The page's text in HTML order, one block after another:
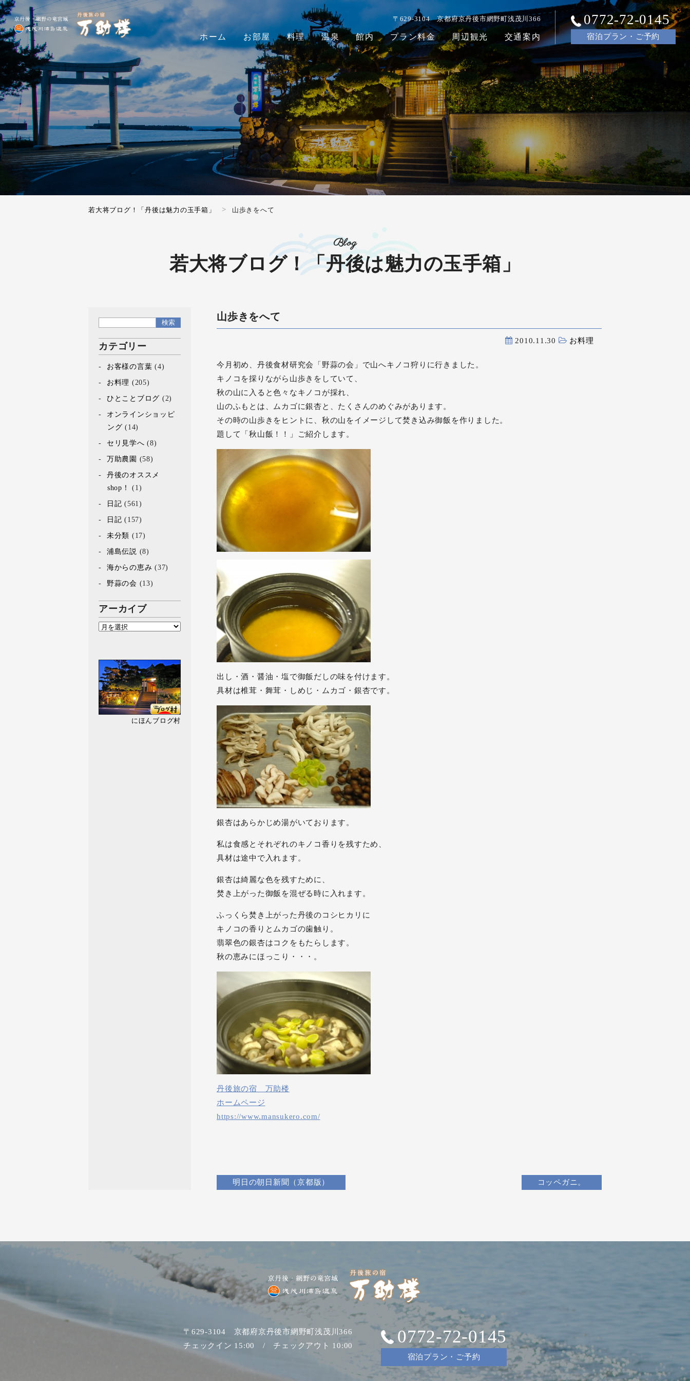
0772-72-0145
宿泊プラン・ご予約
〒629-3104京都府京丹後市網野町浅茂川366
ホーム お部屋 料理 温泉 館内 プラン料金 周辺観光 交通案内
若大将ブログ！「丹後は魅力の玉手箱」 山歩きをへて
Blog
若大将ブログ！「丹後は魅力の玉手箱」
山歩きをへて
2010.11.30 お料理
今月初め、丹後食材研究会「野蒜の会」で山へキノコ狩りに行きました。
キノコを採りながら山歩きをしていて、
秋の山に入ると色々なキノコが採れ、
山のふもとは、ムカゴに銀杏と、たくさんのめぐみがあります。
その時の山歩きをヒントに、秋の山をイメージして焚き込み御飯を作りました。
題して「秋山飯！！」ご紹介します。
出し・酒・醤油・塩で御飯だしの味を付けます。
具材は椎茸・舞茸・しめじ・ムカゴ・銀杏です。
銀杏はあらかじめ湯がいております。
私は食感とそれぞれのキノコ香りを残すため、
具材は途中で入れます。
銀杏は綺麗な色を残すために、
焚き上がった御飯を混ぜる時に入れます。
ふっくら焚き上がった丹後のコシヒカリに
キノコの香りとムカゴの歯触り。
翡翠色の銀杏はコクをもたらします。
秋の恵みにほっこり・・・。
丹後旅の宿 万助楼
ホームページ
https://www.mansukero.com/
明日の朝日新聞（京都版） コッペガニ。
カテゴリー
お客様の言葉 (4)
お料理 (205)
ひとことブログ (2)
オンラインショッピ
ング (14)
セリ見学へ (8)
万助農園 (58)
丹後のオススメ
shop！
(1)
日記 (561)
日記 (157)
未分類 (17)
浦島伝説 (8)
海からの恵み (37)
野蒜の会 (13)
アーカイブ
にほんブログ村
〒629-3104 京都府京丹後市網野町浅茂川366
チェックイン 15:00 / チェックアウト 10:00
0772-72-0145
宿泊プラン・ご予約